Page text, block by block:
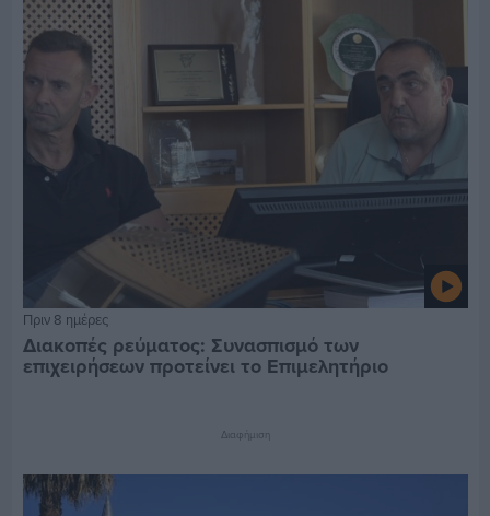
Πριν 8 ημέρες
Διακοπές ρεύματος: Συνασπισμό των
επιχειρήσεων προτείνει το Επιμελητήριο
Διαφήμιση